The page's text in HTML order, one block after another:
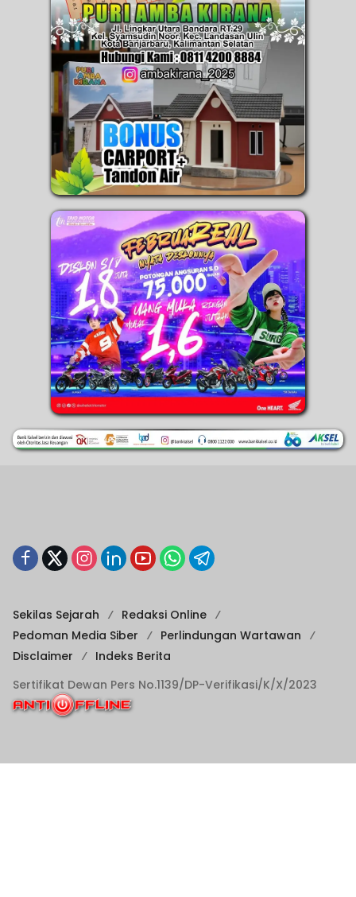
Sekilas Sejarah
Redaksi Online
Pedoman Media Siber
Perlindungan Wartawan
Disclaimer
Indeks Berita
Sertifikat Dewan Pers No.1139/DP-Verifikasi/K/X/2023